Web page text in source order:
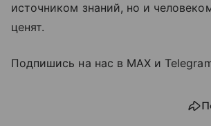
источником знаний, но и
ценят.
Подпишись на нас в МАХ и